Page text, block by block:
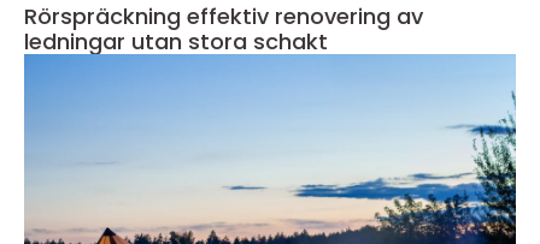
Rörspräckning effektiv renovering av
ledningar utan stora schakt